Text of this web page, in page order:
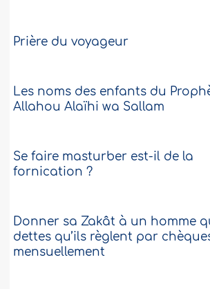
Prière du voyageur
Les noms des enfants du
Allahou Alaïhi wa Sallam
Se faire masturber est-il de la
fornication ?
Donner sa Zakât à un homme
dettes qu’ils règlent par
mensuellement